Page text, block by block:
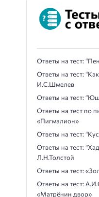
Ответы на тест:
Ответы на тест:
И.С.Шмелев
Ответы на тест:
Ответы на тест по
«Пигмалион»
Ответы на тест:
Ответы на тест:
Л.Н.Толстой
Ответы на тест:
Ответы на тест:
«Матрёнин двор»